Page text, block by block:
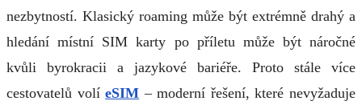
nezbytností. Klasický roaming může být extrémně drahý a
hledání místní SIM karty po příletu může být náročné
kvůli byrokracii a jazykové bariéře. Proto stále více
cestovatelů volíeSIM – moderní řešení, které nevyžaduje